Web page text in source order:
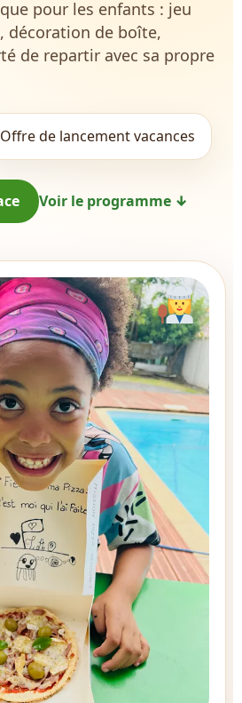
pour les enfants : jeu
décoration de boîte,
de repartir avec sa propre
Offre de lancement vacances
Voir le programme ↓